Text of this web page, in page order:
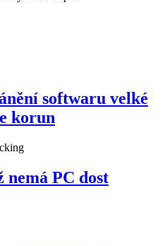
softwaru velké
korun
PC dost